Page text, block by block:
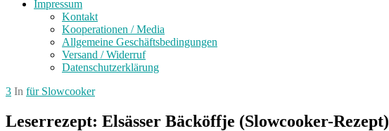
Impressum
Kontakt
Kooperationen / Media
Allgemeine Geschäftsbedingungen
Versand / Widerruf
Datenschutzerklärung
3 In für Slowcooker
Leserrezept: Elsässer Bäcköffje (Slowcooker-Rezept)